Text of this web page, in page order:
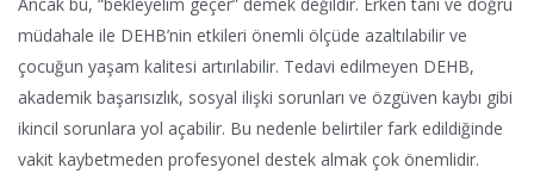
müdahale ile DEHB’nin etkileri önemli ölçüde azaltılabilir ve
çocuğun yaşam kalitesi artırılabilir. Tedavi edilmeyen DEHB,
akademik başarısızlık, sosyal ilişki sorunları ve özgüven kaybı gibi
ikincil sorunlara yol açabilir. Bu nedenle belirtiler fark edildiğinde
vakit kaybetmeden profesyonel destek almak çok önemlidir.